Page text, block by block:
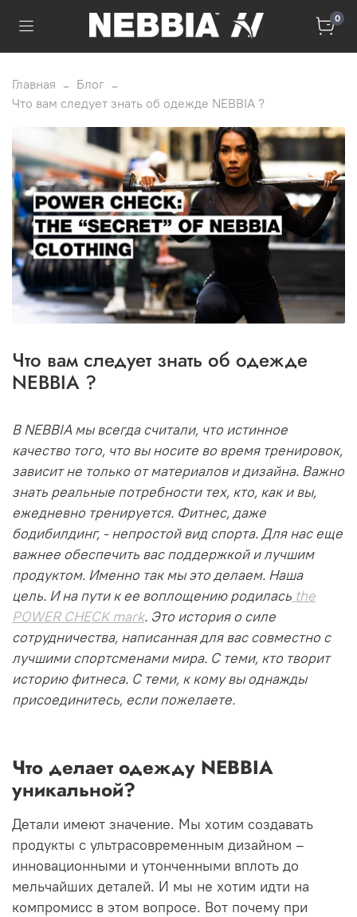
0
Главная
Блог
Что вам следует знать об одежде NEBBIA ?
Что вам следует знать об одежде
NEBBIA ?
В NEBBIA мы всегда считали, что истинное
качество того, что вы носите во время тренировок,
зависит не только от материалов и дизайна. Важно
знать реальные потребности тех, кто, как и вы,
ежедневно тренируется. Фитнес, даже
бодибилдинг, - непростой вид спорта. Для нас еще
важнее обеспечить вас поддержкой и лучшим
продуктом. Именно так мы это делаем. Наша
цель. И на пути к ее воплощению родилась the
POWER CHECK mark. Это история о силе
сотрудничества, написанная для вас совместно с
лучшими спортсменами мира. С теми, кто творит
историю фитнеса. С теми, к кому вы однажды
присоединитесь, если пожелаете.
Что делает одежду NEBBIA
уникальной?
Детали имеют значение. Мы хотим создавать
продукты с ультрасовременным дизайном –
инновационными и утонченными вплоть до
мельчайших деталей. И мы не хотим идти на
компромисс в этом вопросе. Вот почему при